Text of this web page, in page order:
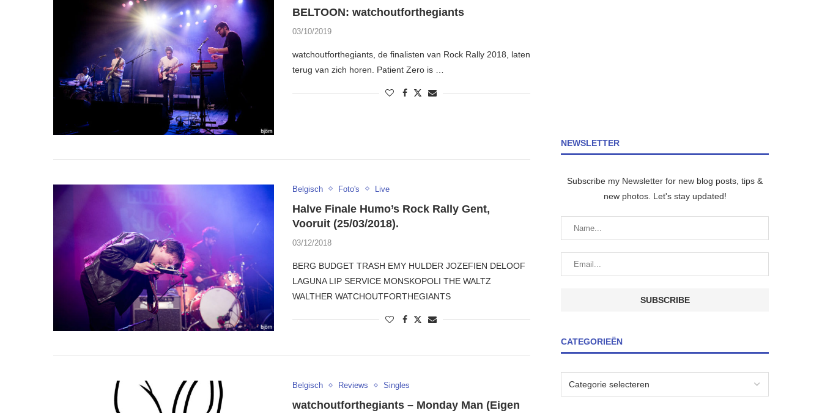
BELTOON: watchoutforthegiants
03/10/2019
watchoutforthegiants, de finalisten van Rock Rally 2018, laten
terug van zich horen. Patient Zero is …
Belgisch Foto's Live
Halve Finale Humo’s Rock Rally Gent,
Vooruit (25/03/2018).
03/12/2018
BERG BUDGET TRASH EMY HULDER JOZEFIEN DELOOF
LAGUNA LIP SERVICE MONSKOPOLI THE WALTZ
WALTHER WATCHOUTFORTHEGIANTS
Belgisch Reviews Singles
watchoutforthegiants – Monday Man (Eigen
NEWSLETTER
Subscribe my Newsletter for new blog posts, tips &
new photos. Let's stay updated!
CATEGORIEËN